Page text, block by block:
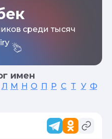
среди тысяч
имен
Л М Н О П Р С Т У Ф